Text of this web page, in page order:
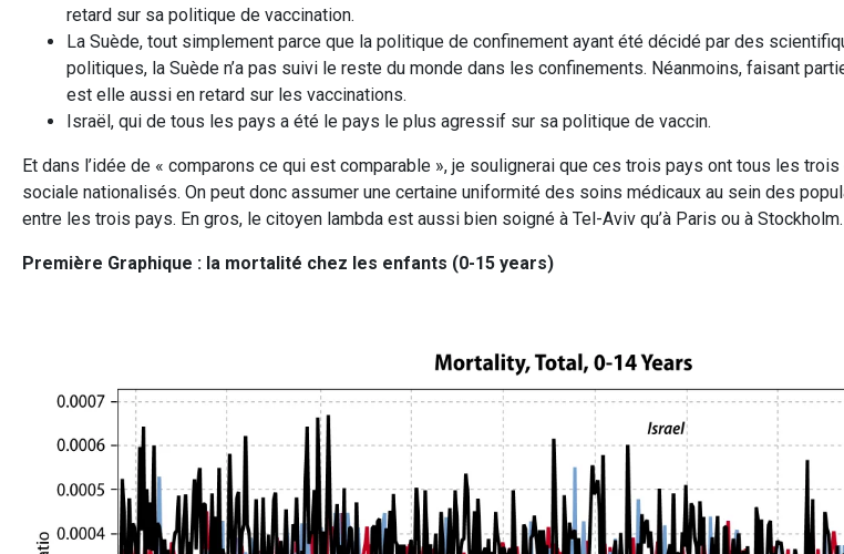
retard sur sa politique de vaccination.
La Suède, tout simplement parce que la politique de confinement ayant été décidé par des
politiques, la Suède n’a pas suivi le reste du monde dans les confinements. Néanmoins, faisant
est elle aussi en retard sur les vaccinations.
Israël, qui de tous les pays a été le pays le plus agressif sur sa politique de vaccin.
Et dans l’idée de « comparons ce qui est comparable », je soulignerai que ces trois pays ont tous les
sociale nationalisés. On peut donc assumer une certaine uniformité des soins médicaux au sein des
entre les trois pays. En gros, le citoyen lambda est aussi bien soigné à Tel-Aviv qu’à Paris ou à
Première Graphique : la mortalité chez les enfants (0-15 years)